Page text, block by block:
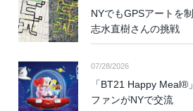
NYでもGPSアートを
志水直樹さんの挑戦
07/28/2026
「BT21 Happy Meal®
ファンがNYで交流